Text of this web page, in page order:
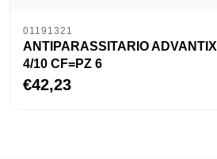
01191321
ANTIPARASSITARIO
4/10 CF=PZ 6
€42,23